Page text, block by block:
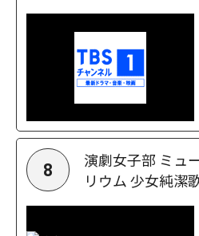
8
演劇女子部 ミュ
リウム 少女純潔